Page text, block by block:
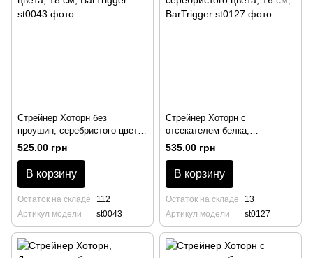
Стрейнер Хоторн без
проушин, серебристого цвета,
18 см, BarTrigger
525.00 грн
В корзину
Остаток на складе
112
Артикул модели
st0043
Стрейнер Хоторн с
отсекателем белка,
серебристого цвета, 16 см,
BarTrigger
535.00 грн
В корзину
Остаток на складе
13
Артикул модели
st0127